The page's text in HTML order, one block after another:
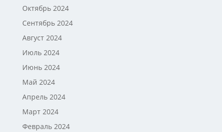
Октябрь 2024
Сентябрь 2024
Август 2024
Июль 2024
Июнь 2024
Май 2024
Апрель 2024
Март 2024
Февраль 2024